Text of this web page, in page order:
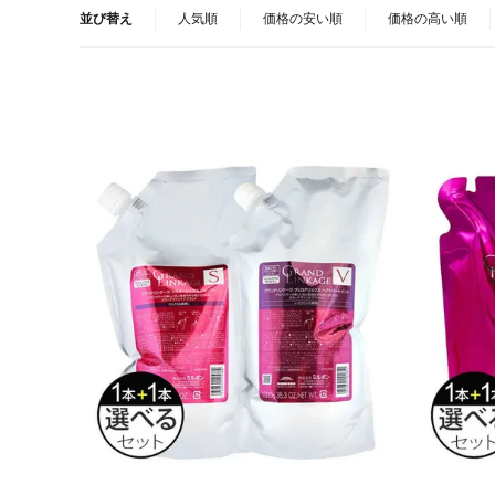
並び替え 人気順 価格の安い順 価格の高い順